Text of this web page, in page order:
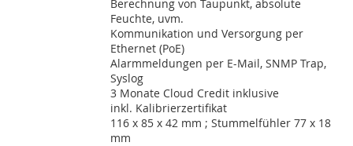
Berechnung von Taupunkt, absolute
Feuchte, uvm.
Kommunikation und Versorgung per
Ethernet (PoE)
Alarmmeldungen per E-Mail, SNMP Trap,
Syslog
3 Monate Cloud Credit inklusive
inkl. Kalibrierzertifikat
116 x 85 x 42 mm ; Stummelfühler 77 x 18
mm